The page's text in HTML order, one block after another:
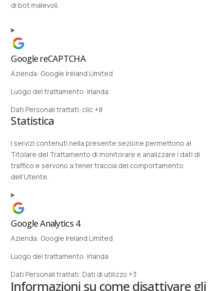
di bot malevoli.
Google reCAPTCHA
Azienda: Google Ireland Limited
Luogo del trattamento: Irlanda
Dati Personali trattati: clic +8
Statistica
I servizi contenuti nella presente sezione permettono al
Titolare del Trattamento di monitorare e analizzare i dati di
traffico e servono a tener traccia del comportamento
dell’Utente.
Google Analytics 4
Azienda: Google Ireland Limited
Luogo del trattamento: Irlanda
Dati Personali trattati: Dati di utilizzo +3
Informazioni su come disattivare gli